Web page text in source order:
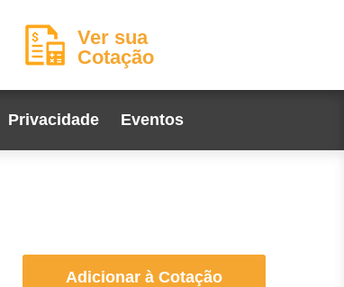
Ver sua
Cotação
Privacidade Eventos
Adicionar à Cotação